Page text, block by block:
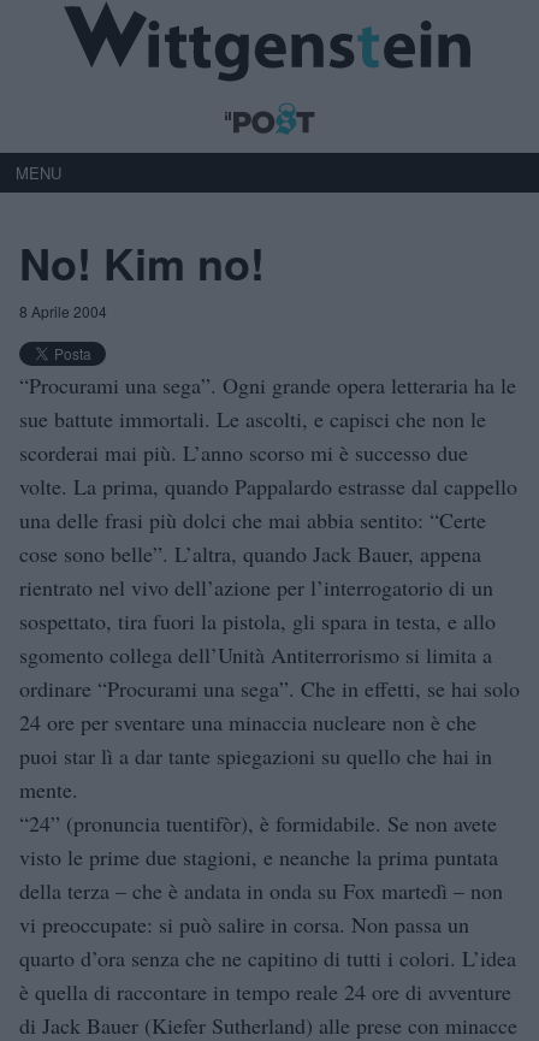
MENU
No! Kim no!
8 Aprile 2004
“Procurami una sega”. Ogni grande opera letteraria ha le
sue battute immortali. Le ascolti, e capisci che non le
scorderai mai più. L’anno scorso mi è successo due
volte. La prima, quando Pappalardo estrasse dal cappello
una delle frasi più dolci che mai abbia sentito: “Certe
cose sono belle”. L’altra, quando Jack Bauer, appena
rientrato nel vivo dell’azione per l’interrogatorio di un
sospettato, tira fuori la pistola, gli spara in testa, e allo
sgomento collega dell’Unità Antiterrorismo si limita a
ordinare “Procurami una sega”. Che in effetti, se hai solo
24 ore per sventare una minaccia nucleare non è che
puoi star lì a dar tante spiegazioni su quello che hai in
mente.
“24” (pronuncia tuentifòr), è formidabile. Se non avete
visto le prime due stagioni, e neanche la prima puntata
della terza – che è andata in onda su Fox martedì – non
vi preoccupate: si può salire in corsa. Non passa un
quarto d’ora senza che ne capitino di tutti i colori. L’idea
è quella di raccontare in tempo reale 24 ore di avventure
di Jack Bauer (Kiefer Sutherland) alle prese con minacce